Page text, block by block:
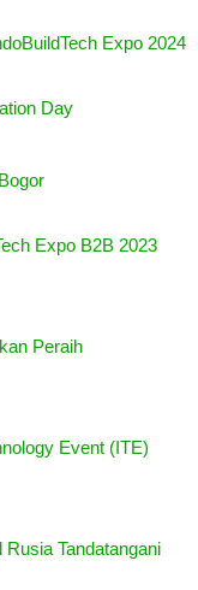
Expo 2024
Day
Expo B2B 2023
Peraih
Event (ITE)
Tandatangani